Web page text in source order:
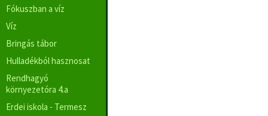
Fókuszban a víz
Víz
Bringás tábor
Hulladékból hasznosat
Rendhagyó
környezetóra 4.a
Erdei iskola - Termesz